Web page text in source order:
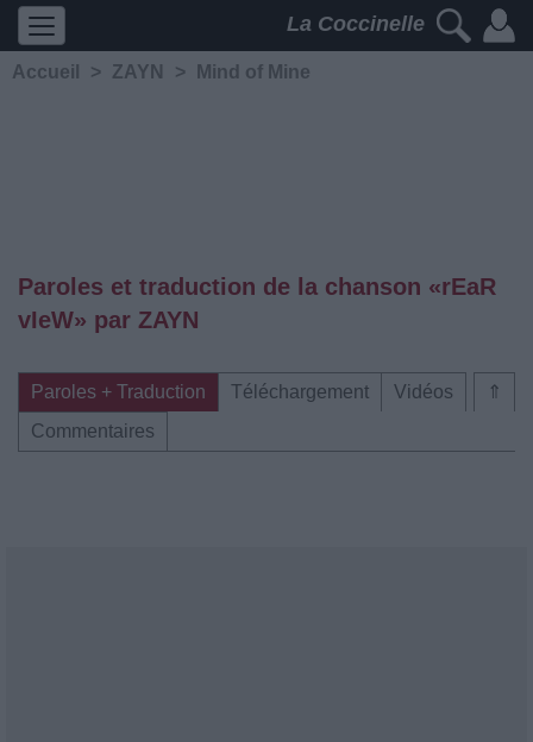
La Coccinelle
Accueil > ZAYN > Mind of Mine
Paroles et traduction de la chanson «rEaR
vIeW» par ZAYN
⇑
Paroles + Traduction Téléchargement
Vidéos
Commentaires